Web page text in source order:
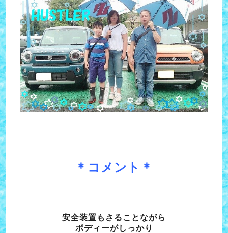
＊コメント＊
安全装置もさることながら
ボディーがしっかり